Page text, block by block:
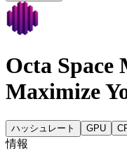
Octa
Maximize
ハッシュレート GPU
情報